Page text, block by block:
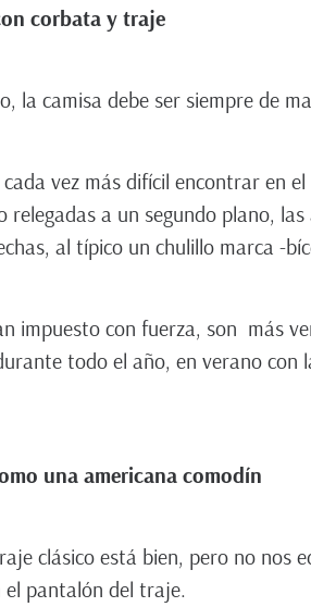
corbata y traje
la camisa debe ser siempre de
vez más difícil encontrar en
a un segundo plano, las
al típico un chulillo marca -
impuesto con fuerza, son más
todo el año, en verano con
una americana comodín
clásico está bien, pero no nos
pantalón del traje.